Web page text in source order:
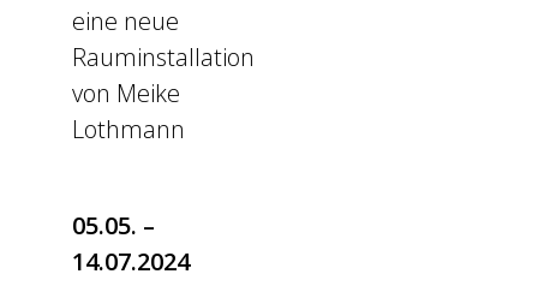
eine neue
Rauminstallation
von Meike
Lothmann
05.05. –
14.07.2024